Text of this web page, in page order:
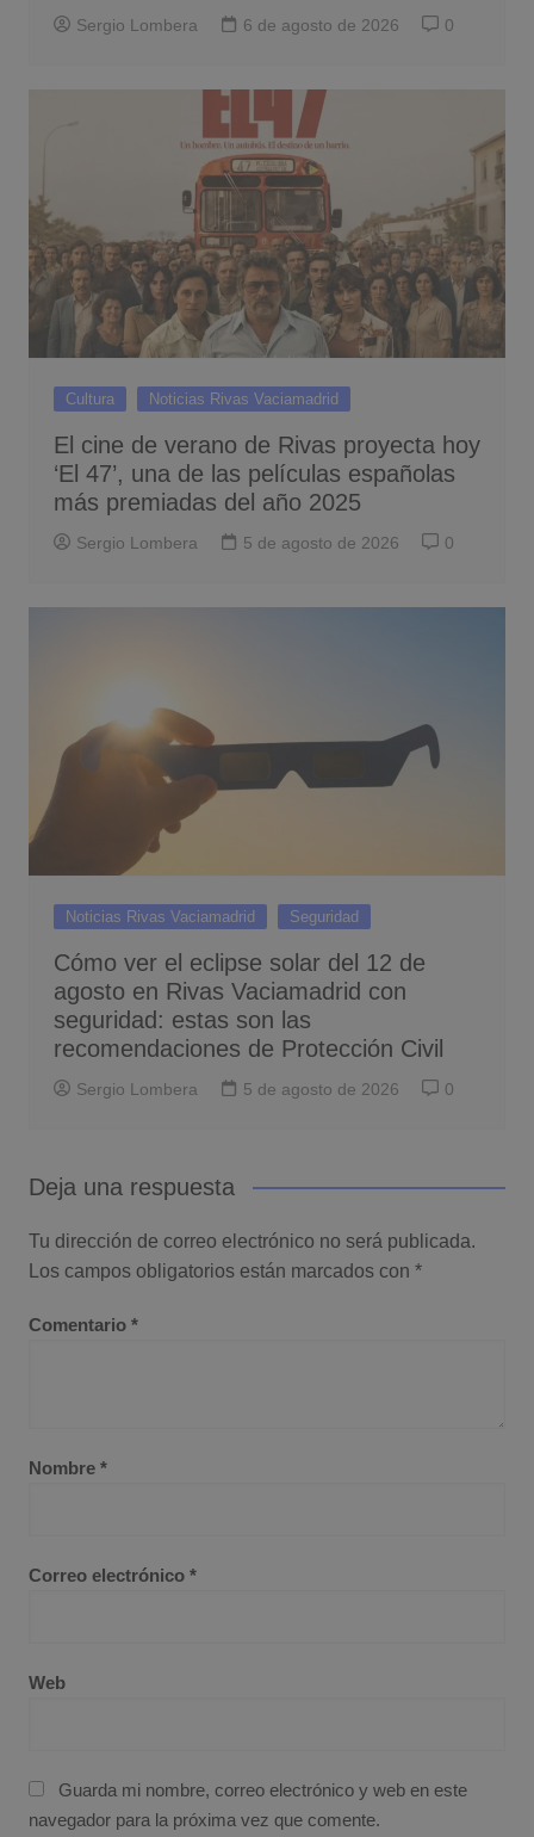
Sergio Lombera 6 de agosto de 2026 0
Cultura Noticias Rivas Vaciamadrid
El cine de verano de Rivas proyecta hoy
‘El 47’, una de las películas españolas
más premiadas del año 2025
Sergio Lombera 5 de agosto de 2026 0
Noticias Rivas Vaciamadrid Seguridad
Cómo ver el eclipse solar del 12 de
agosto en Rivas Vaciamadrid con
seguridad: estas son las
recomendaciones de Protección Civil
Sergio Lombera 5 de agosto de 2026 0
Deja una respuesta
Tu dirección de correo electrónico no será publicada.
Los campos obligatorios están marcados con *
Comentario *
Nombre *
Correo electrónico *
Web
Guarda mi nombre, correo electrónico y web en este
navegador para la próxima vez que comente.